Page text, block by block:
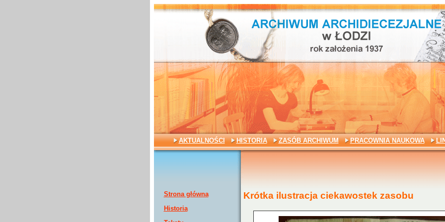
AKTUALNOŚCI HISTORIA ZASÓB ARCHIWUM PRACOWNIA NAUKOWA
Strona główna
Historia
Krótka ilustracja ciekawostek zasobu